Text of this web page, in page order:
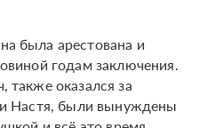
была арестована и
годам заключения.
оказался за
Настя, были вынуждены